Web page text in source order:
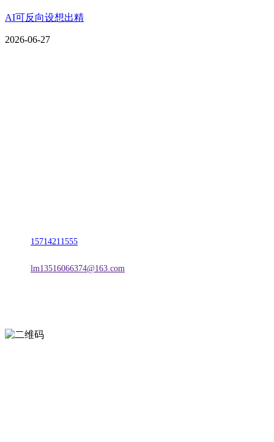
AI可反向设想出精
2026-06-27
15714211555
lm13516066374@163.com